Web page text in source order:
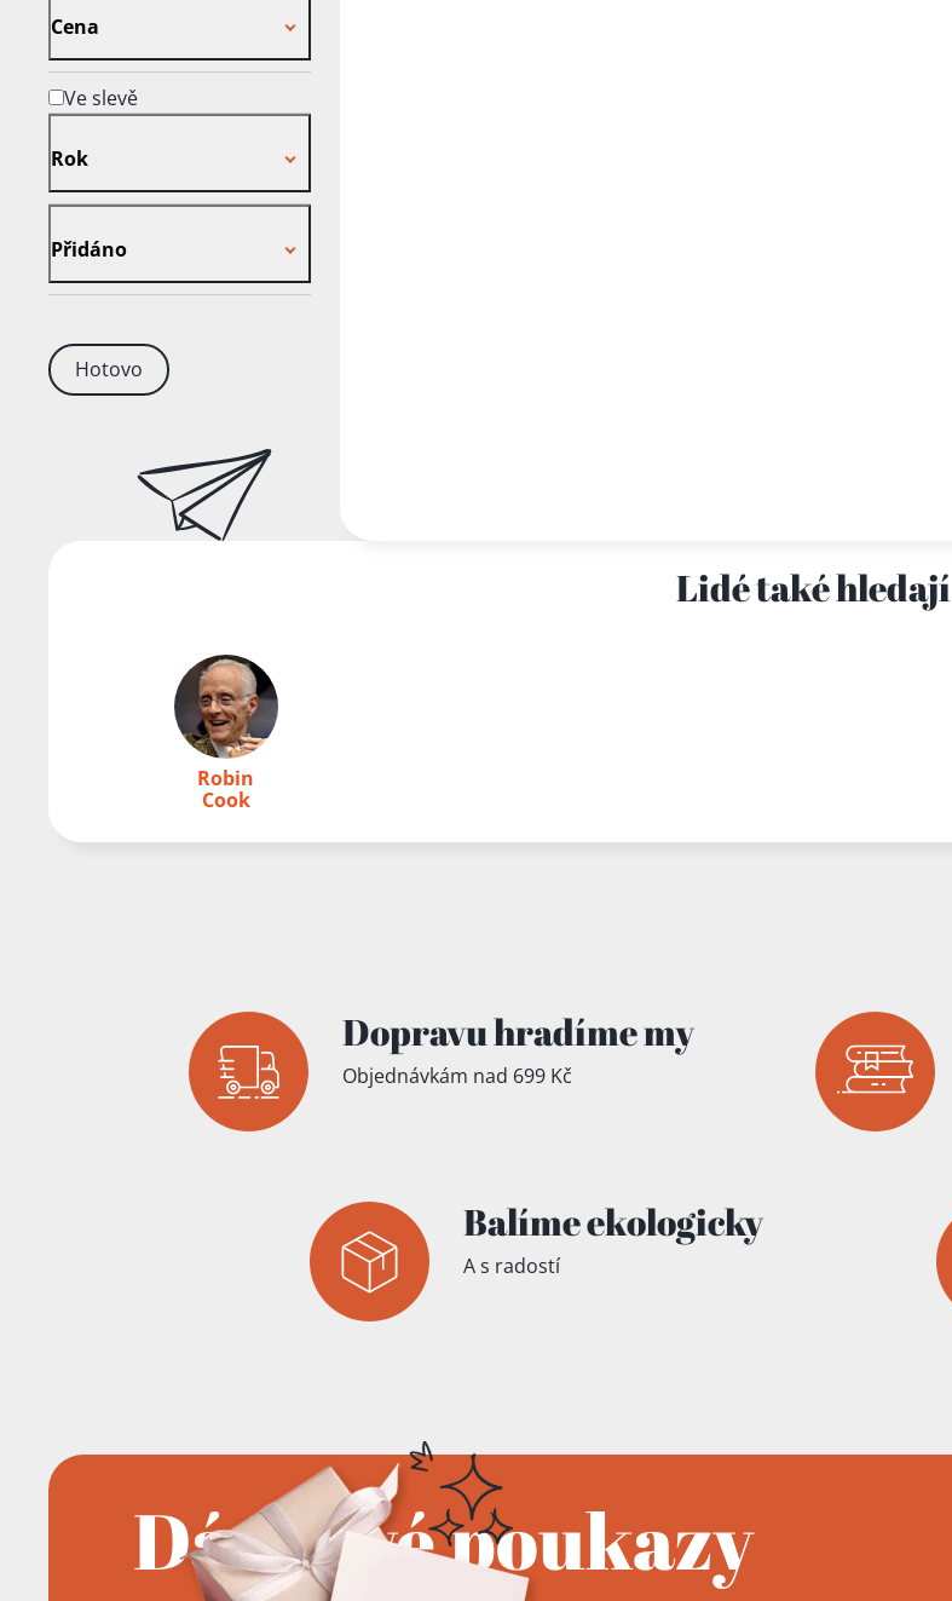
Cena
Ve slevě
Rok
Přidáno
Hotovo
Lidé také hledají
Robin
Cook
Dopravu hradíme my
Objednávkám nad 699 Kč
Balíme ekologicky
A s radostí
Dárkové poukazy
Přidáno do košíku!